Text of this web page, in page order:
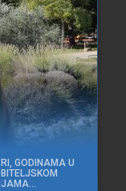
GODINAMA U